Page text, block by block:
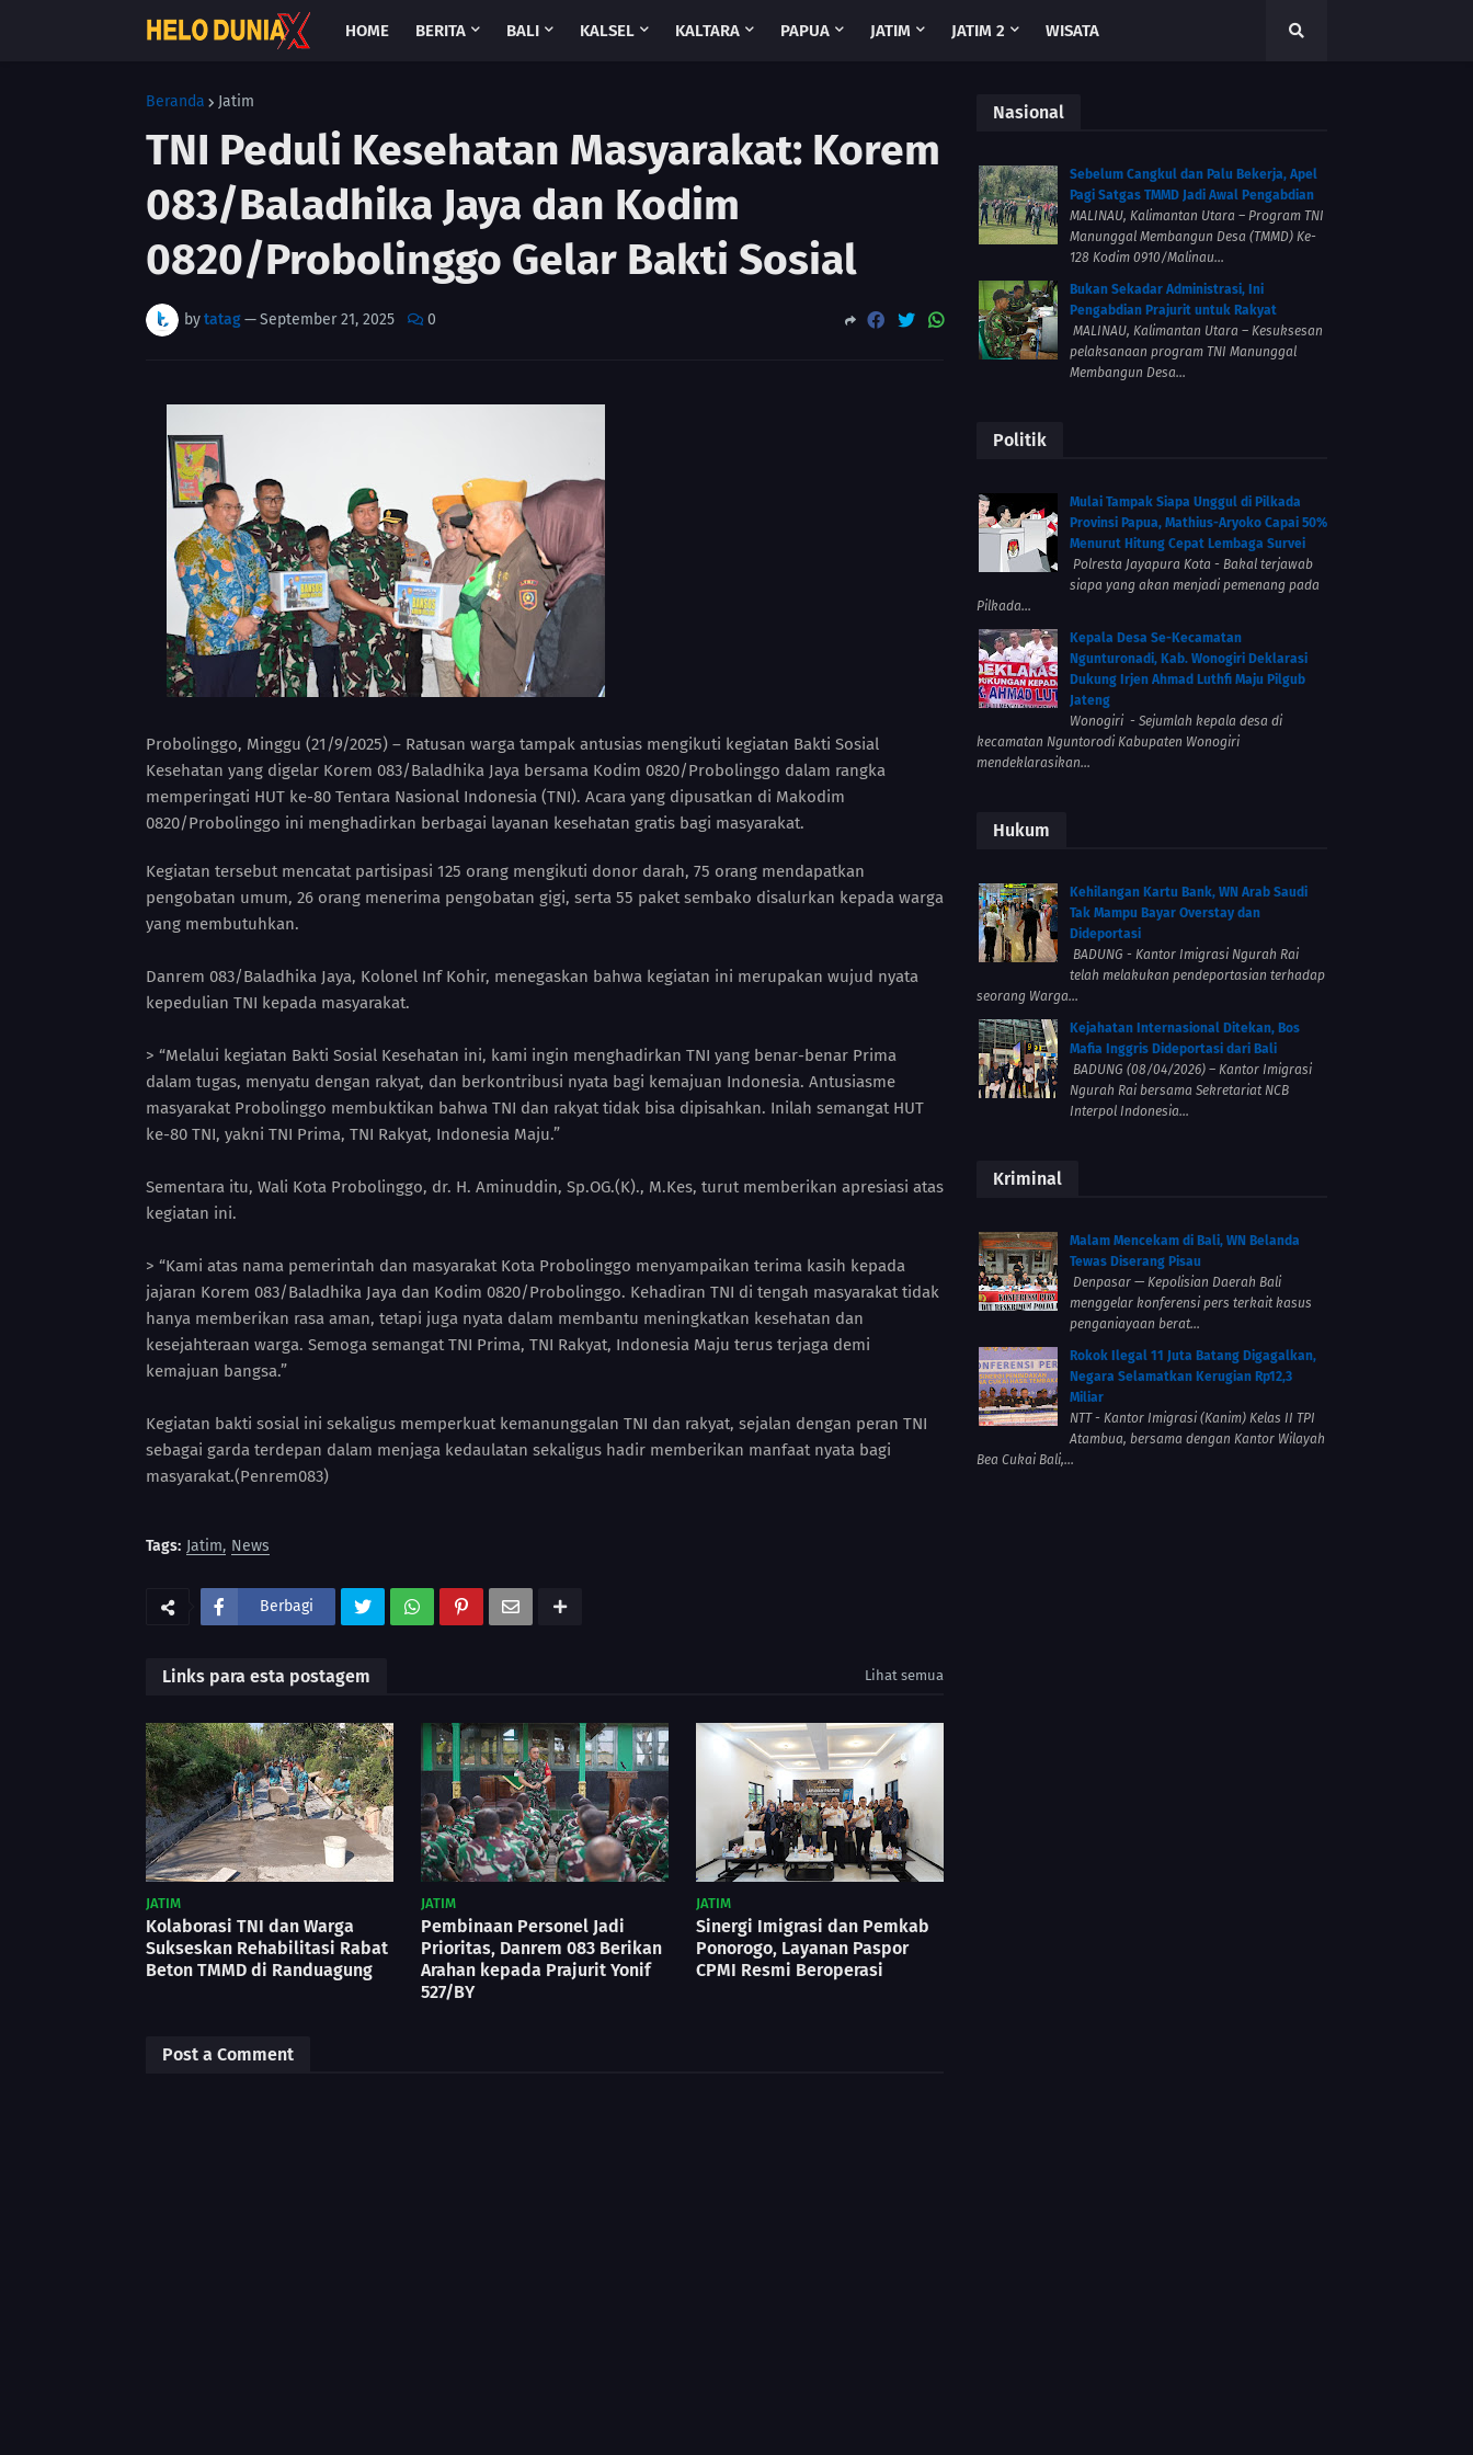
HOME BERITA BALI KALSEL KALTARA PAPUA JATIM JATIM 2 WISATA
Beranda Jatim
TNI Peduli Kesehatan Masyarakat: Korem
083/Baladhika Jaya dan Kodim
0820/Probolinggo Gelar Bakti Sosial
bytatag—September 21, 2025 0
Probolinggo, Minggu (21/9/2025) – Ratusan warga tampak antusias mengikuti kegiatan Bakti Sosial
Kesehatan yang digelar Korem 083/Baladhika Jaya bersama Kodim 0820/Probolinggo dalam rangka
memperingati HUT ke-80 Tentara Nasional Indonesia (TNI). Acara yang dipusatkan di Makodim
0820/Probolinggo ini menghadirkan berbagai layanan kesehatan gratis bagi masyarakat.
Kegiatan tersebut mencatat partisipasi 125 orang mengikuti donor darah, 75 orang mendapatkan
pengobatan umum, 26 orang menerima pengobatan gigi, serta 55 paket sembako disalurkan kepada warga
yang membutuhkan.
Danrem 083/Baladhika Jaya, Kolonel Inf Kohir, menegaskan bahwa kegiatan ini merupakan wujud nyata
kepedulian TNI kepada masyarakat.
> “Melalui kegiatan Bakti Sosial Kesehatan ini, kami ingin menghadirkan TNI yang benar-benar Prima
dalam tugas, menyatu dengan rakyat, dan berkontribusi nyata bagi kemajuan Indonesia. Antusiasme
masyarakat Probolinggo membuktikan bahwa TNI dan rakyat tidak bisa dipisahkan. Inilah semangat HUT
ke-80 TNI, yakni TNI Prima, TNI Rakyat, Indonesia Maju.”
Sementara itu, Wali Kota Probolinggo, dr. H. Aminuddin, Sp.OG.(K)., M.Kes, turut memberikan apresiasi atas
kegiatan ini.
> “Kami atas nama pemerintah dan masyarakat Kota Probolinggo menyampaikan terima kasih kepada
jajaran Korem 083/Baladhika Jaya dan Kodim 0820/Probolinggo. Kehadiran TNI di tengah masyarakat tidak
hanya memberikan rasa aman, tetapi juga nyata dalam membantu meningkatkan kesehatan dan
kesejahteraan warga. Semoga semangat TNI Prima, TNI Rakyat, Indonesia Maju terus terjaga demi
kemajuan bangsa.”
Kegiatan bakti sosial ini sekaligus memperkuat kemanunggalan TNI dan rakyat, sejalan dengan peran TNI
sebagai garda terdepan dalam menjaga kedaulatan sekaligus hadir memberikan manfaat nyata bagi
masyarakat.(Penrem083)
Tags: Jatim News
Berbagi
Links para esta postagem Lihat semua
JATIM
Kolaborasi TNI dan Warga
Sukseskan Rehabilitasi Rabat
Beton TMMD di Randuagung
JATIM
Pembinaan Personel Jadi
Prioritas, Danrem 083 Berikan
Arahan kepada Prajurit Yonif
527/BY
JATIM
Sinergi Imigrasi dan Pemkab
Ponorogo, Layanan Paspor
CPMI Resmi Beroperasi
Post a Comment
Nasional
Sebelum Cangkul dan Palu Bekerja, Apel
Pagi Satgas TMMD Jadi Awal Pengabdian
MALINAU, Kalimantan Utara – Program TNI
Manunggal Membangun Desa (TMMD) Ke-
128 Kodim 0910/Malinau...
Bukan Sekadar Administrasi, Ini
Pengabdian Prajurit untuk Rakyat
MALINAU, Kalimantan Utara – Kesuksesan
pelaksanaan program TNI Manunggal
Membangun Desa...
Politik
Mulai Tampak Siapa Unggul di Pilkada
Provinsi Papua, Mathius-Aryoko Capai 50%
Menurut Hitung Cepat Lembaga Survei
Polresta Jayapura Kota - Bakal terjawab
siapa yang akan menjadi pemenang pada
Pilkada...
Kepala Desa Se-Kecamatan
Ngunturonadi, Kab. Wonogiri Deklarasi
Dukung Irjen Ahmad Luthfi Maju Pilgub
Jateng
Wonogiri - Sejumlah kepala desa di
kecamatan Nguntorodi Kabupaten Wonogiri
mendeklarasikan...
Hukum
Kehilangan Kartu Bank, WN Arab Saudi
Tak Mampu Bayar Overstay dan
Dideportasi
BADUNG - Kantor Imigrasi Ngurah Rai
telah melakukan pendeportasian terhadap
seorang Warga...
Kejahatan Internasional Ditekan, Bos
Mafia Inggris Dideportasi dari Bali
BADUNG (08/04/2026) – Kantor Imigrasi
Ngurah Rai bersama Sekretariat NCB
Interpol Indonesia...
Kriminal
Malam Mencekam di Bali, WN Belanda
Tewas Diserang Pisau
Denpasar — Kepolisian Daerah Bali
menggelar konferensi pers terkait kasus
penganiayaan berat...
Rokok Ilegal 11 Juta Batang Digagalkan,
Negara Selamatkan Kerugian Rp12,3
Miliar
NTT - Kantor Imigrasi (Kanim) Kelas II TPI
Atambua, bersama dengan Kantor Wilayah
Bea Cukai Bali,...